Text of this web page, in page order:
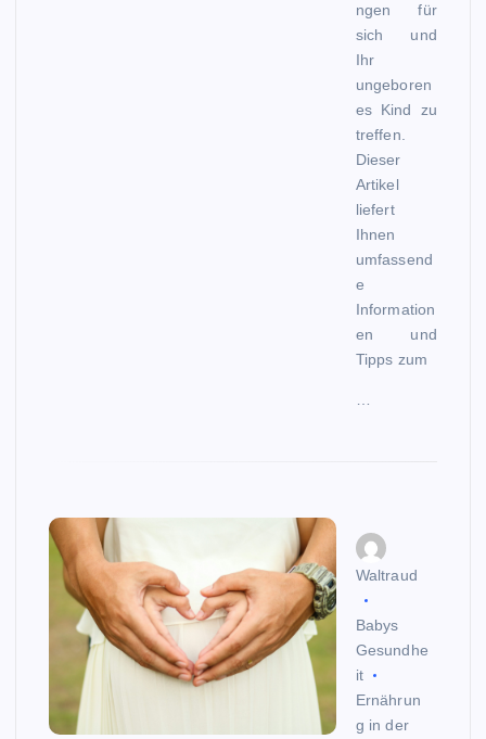
ngen für
sich und
Ihr
ungeboren
es Kind zu
treffen.
Dieser
Artikel
liefert
Ihnen
umfassend
e
Information
en und
Tipps zum
…
Waltraud
Babys
Gesundhe
it
Ernährun
g in der